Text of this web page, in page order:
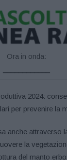
Ora in onda:
anche attraverso
la
del manto